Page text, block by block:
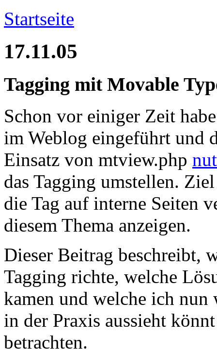
Startseite
17.11.05
Tagging mit Movable
Schon vor einiger Zeit
im Weblog eingeführt und
Einsatz von mtview.php
das Tagging umstellen.
die Tag auf interne Seiten
diesem Thema anzeigen.
Dieser Beitrag beschreibt,
Tagging richte, welche
kamen und welche ich nun
in der Praxis aussieht
betrachten.